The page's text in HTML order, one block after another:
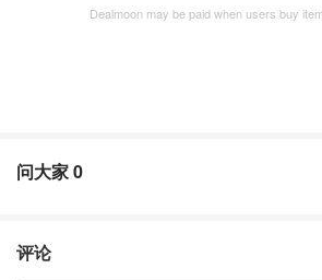
Dealmoon may be paid when users buy
问大家0
评论